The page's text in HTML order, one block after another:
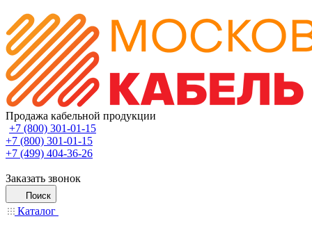
Продажа кабельной продукции
+7 (800) 301-01-15
+7 (800) 301-01-15
+7 (499) 404-36-26
Заказать звонок
Поиск
Каталог